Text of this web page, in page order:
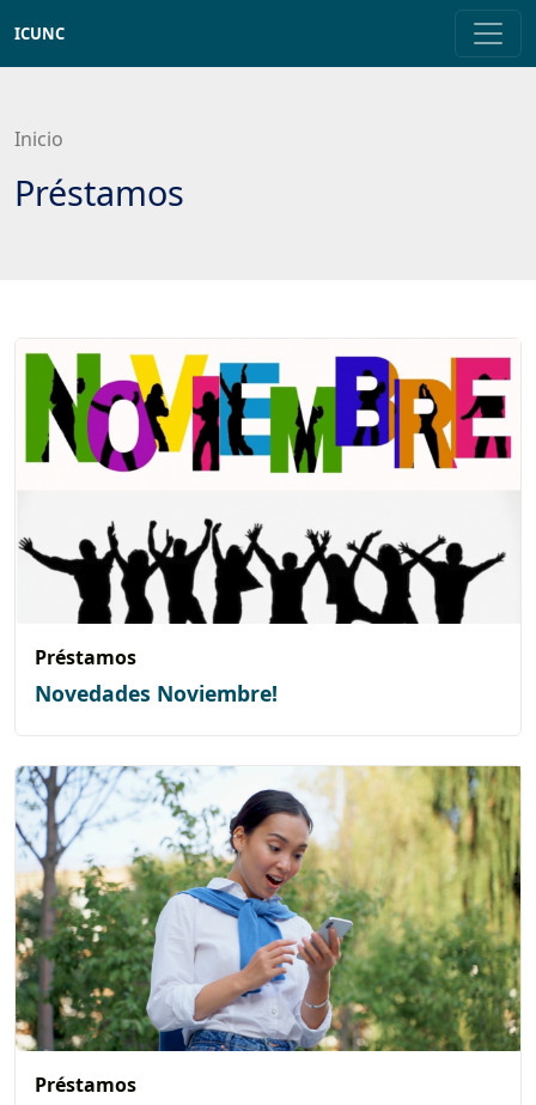
contenido
ICUNC
Inicio
Préstamos
Préstamos
Novedades Noviembre!
Préstamos